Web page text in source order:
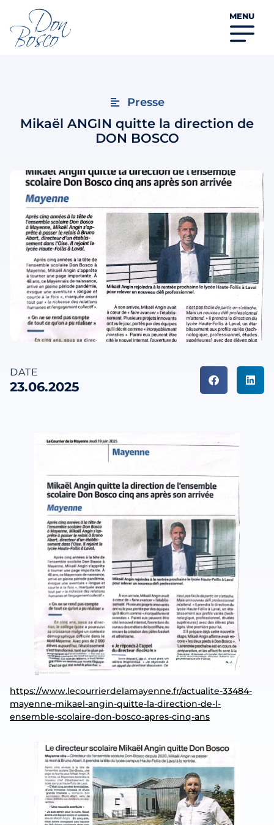
MENU
Presse
Mikaël ANGIN quitte la direction de
DON BOSCO
DATE
23.06.2025
https://www.lecourrierdelamayenne.fr/actualite-33484-
mayenne-mikael-angin-quitte-la-direction-de-l-
ensemble-scolaire-don-bosco-apres-cinq-ans